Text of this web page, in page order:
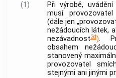
(1)
Při výrobě,
musí
(dále jen
nežádoucích látek,
nezávadnost2d).
obsahem
stanovený
provozovatel
stejnými ani jinými